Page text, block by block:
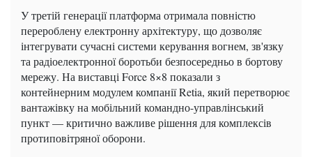
У третій генерації платформа отримала повністю
перероблену електронну архітектуру, що дозволяє
інтегрувати сучасні системи керування вогнем, зв'язку
та радіоелектронної боротьби безпосередньо в бортову
мережу. На виставці Force 8×8 показали з
контейнерним модулем компанії Retia, який перетворює
вантажівку на мобільний командно-управлінський
пункт — критично важливе рішення для комплексів
протиповітряної оборони.